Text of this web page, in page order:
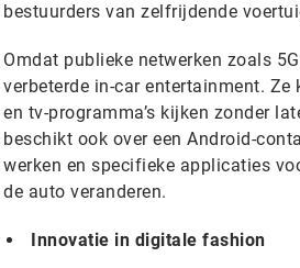
bestuurders van zelfrijdende
Omdat publieke netwerken zoals
verbeterde in-car entertainment. Ze
en tv-programma’s kijken zonder
beschikt ook over een Android-
werken en specifieke applicaties
de auto veranderen.
Innovatie in digitale fashion